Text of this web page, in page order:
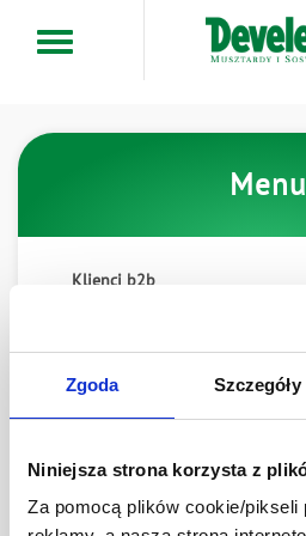
Zgoda Szczegóły
Niniejsza strona korzysta z
Za pomocą plików cookie/
Menu
Klienci b2b
Reklamacje
Dukaty